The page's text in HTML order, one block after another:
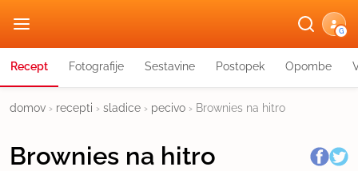
G
Recept Fotografije Sestavine Postopek Opombe
domov › recepti › sladice › pecivo › Brownies na hitro
Brownies na hitro